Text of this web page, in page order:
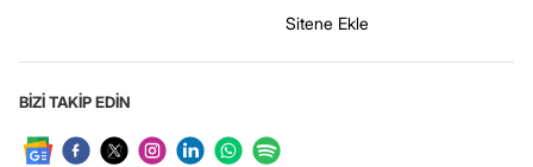
Sitene Ekle
BİZİ TAKİP EDİN